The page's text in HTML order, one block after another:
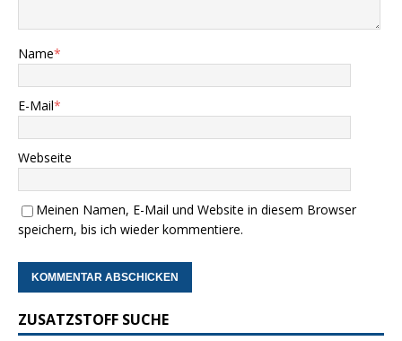
Name*
E-Mail*
Webseite
Meinen Namen, E-Mail und Website in diesem Browser
speichern, bis ich wieder kommentiere.
ZUSATZSTOFF SUCHE